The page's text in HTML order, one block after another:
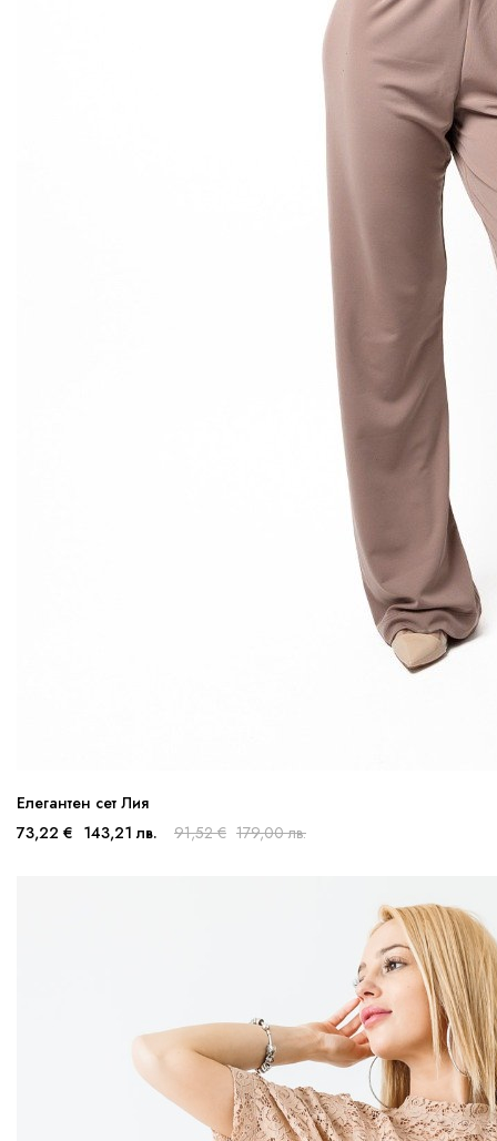
Елегантен сет Лия
73,22 € 143,21 лв. 91,52 € 179,00 лв.